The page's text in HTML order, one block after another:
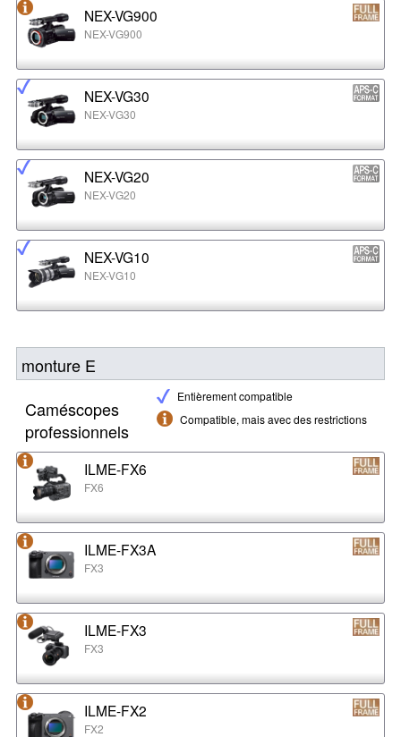
NEX-VG900
NEX-VG900
NEX-VG30
NEX-VG30
NEX-VG20
NEX-VG20
NEX-VG10
NEX-VG10
monture E
Entièrement compatible
Compatible, mais avec des restrictions
Caméscopes
professionnels
ILME-FX6
FX6
ILME-FX3A
FX3
ILME-FX3
FX3
ILME-FX2
FX2